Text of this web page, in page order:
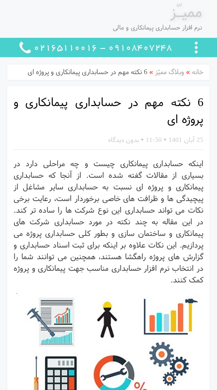
ممیـّز
نرم افزار حسابداری پیمانکاری و مالی
خانه » وبلاگ ممیّز » 6 نکته مهم در حسابداری پیمانکاری و پروژه ای
6 نکته مهم در حسابداری پیمانکاری و
پروژه ای
25 آبان 1401 •
11:50
•بدون دیدگاه
اینکه حسابداری پیمانکاری چیست و چه مراحلی دارد در
بسیاری از مقالات گفته شده است. از آنجا که حسابداری
پیمانکاری و پروژه ای نسبت به حسابداری سایر مشاغل از
پیچیدگی ها و ظرافت های خاصی برخوردار است، رعایت برخی
نکات می تواند حسابداری این نوع شرکت ها را ساده تر کند.
در این مقاله به چند نکته در مورد حسابداری شرکت های
پیمانکاری و ساختمان سازی و بطور کلی حسابداری پروژه می
پردازیم. این نکات علاوه بر اینکه برای ثبت اسناد حسابداری و
گزارش های پروژه راهگشا هستند، همچنین می توانند شما را
در انتخاب نرم افزار حسابداری مناسب جهت پیمانکاری و پروژه
کمک کنند.